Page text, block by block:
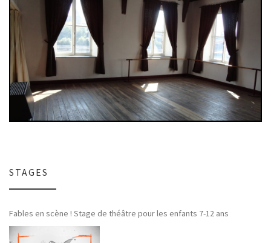
STAGES
Fables en scène ! Stage de théâtre pour les enfants 7-12 ans